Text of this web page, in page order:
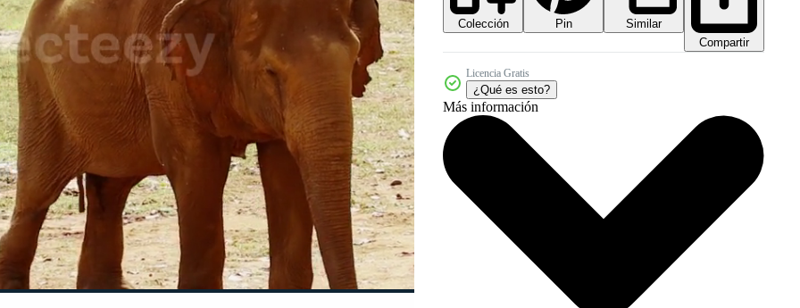
Colección Pin
Similar
Compartir
Licencia Gratis
¿Qué es esto?
Más información